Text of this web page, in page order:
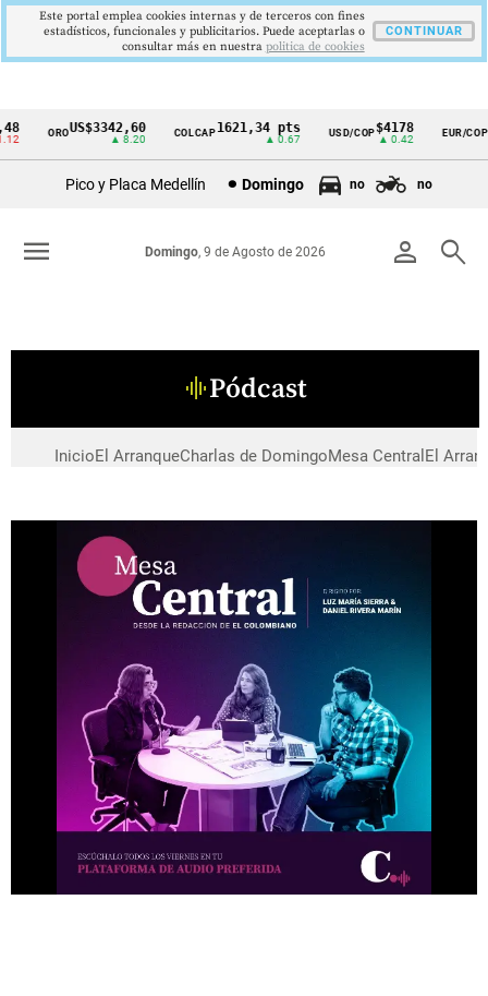
Cintillo
Colombia
OROUS$3342,60
▲ 8.20
COLCAP1621,34 pts
▲ 0.67
USD/COP$4178
▲ 0.42
EUR/COP
Pico y Placa Medellín Domingo no no
person search
Domingo, 9 de Agosto de 2026
menu
graphic_eqPódcast
InicioEl ArranqueCharlas de DomingoMesa Central El
Este portal emplea cookies internas y de terceros con fines
estadísticos, funcionales y publicitarios. Puede aceptarlas o
consultar más en nuestra politica de cookies
CONTINUAR